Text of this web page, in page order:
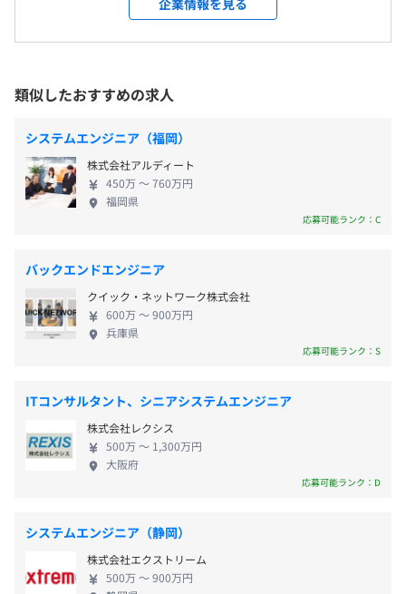
Amazon ECS
ロダクトを前に進めることに集中しているメンバーがいま
す。
職種や立場に関係なく、課題や違和感があれば率直に共有
し、どうすればより良くなるかを建設的に議論しようとす
ら、日々の意思決定を積み重ねることに集中しています。
就業場所の変更範囲
＜雇入時＞
＜変更範囲＞
受動喫煙防止措置に関する事項
従業員に対する受動喫煙対策：あり
対策内容：屋内禁煙（喫煙場所あり）
・夏季休暇などの特別休暇
業績連動
社会保険完備（健康保険・厚生年金加入・雇用保険・労災
保険）
無期雇用
企業情報を見る
類似したおすすめの求人
システムエンジニア（福岡）
株式会社アルディート
450万 〜 760万円
福岡県
応募可能ランク：C
バックエンドエンジニア
クイック・ネットワーク株式会社
600万 〜 900万円
兵庫県
応募可能ランク：S
ITコンサルタント、シニアシステムエンジニア
株式会社レクシス
500万 〜 1,300万円
大阪府
応募可能ランク：D
システムエンジニア（静岡）
株式会社エクストリーム
500万 〜 900万円